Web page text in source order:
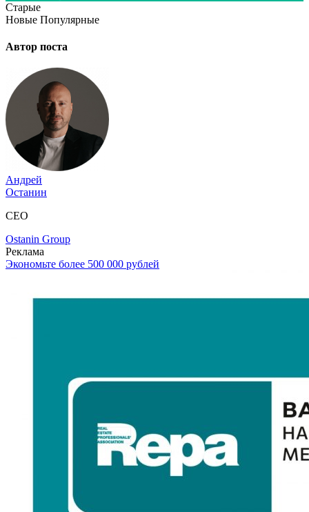
Старые
Новые Популярные
Автор поста
Андрей
Останин
CEO
Ostanin Group
Реклама
Экономьте более 500 000 рублей